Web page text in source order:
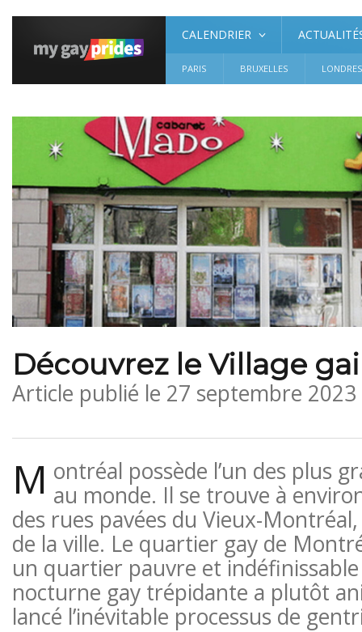
CALENDRIER
PARIS BRUXELLES LONDRES
Découvrez le Village
Article publié le 27 septembre
M ontréal possède l’un des plus
au monde. Il se trouve à
des rues pavées du Vieux-
de la ville. Le quartier gay de
un quartier pauvre et indéfinissable
nocturne gay trépidante a plutôt
lancé l’inévitable processus de